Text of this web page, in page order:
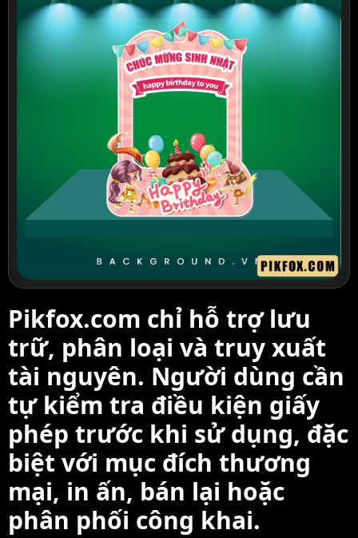
Pikfox.com chỉ hỗ trợ lưu
trữ, phân loại và truy xuất
tài nguyên. Người dùng cần
tự kiểm tra điều kiện giấy
phép trước khi sử dụng, đặc
biệt với mục đích thương
mại, in ấn, bán lại hoặc
phân phối công khai.